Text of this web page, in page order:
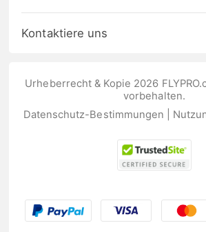
Kontaktiere uns
Urheberrecht & Kopie 2026
vorbehalten.
Datenschutz-Bestimmungen